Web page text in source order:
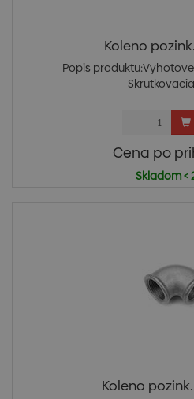
Koleno
Popis
Cena po
Skladom <
Koleno